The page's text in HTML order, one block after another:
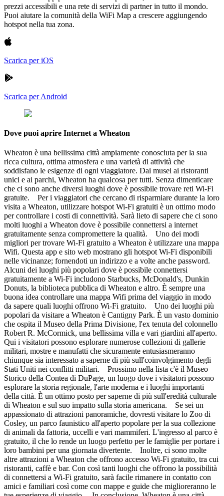
prezzi accessibili e una rete di servizi di partner in tutto il mondo.
Puoi aiutare la comunità della WiFi Map a crescere aggiungendo
hotspot nella tua zona.
Scarica per iOS
Scarica per Android
Dove puoi aprire Internet a Wheaton
Wheaton è una bellissima città ampiamente conosciuta per la sua
ricca cultura, ottima atmosfera e una varietà di attività che
soddisfano le esigenze di ogni viaggiatore. Dai musei ai ristoranti
unici e ai parchi, Wheaton ha qualcosa per tutti. Senza dimenticare
che ci sono anche diversi luoghi dove è possibile trovare reti Wi-Fi
gratuite. Per i viaggiatori che cercano di risparmiare durante la loro
visita a Wheaton, utilizzare hotspot Wi-Fi gratuiti è un ottimo modo
per controllare i costi di connettività. Sarà lieto di sapere che ci sono
molti luoghi a Wheaton dove è possibile connettersi a internet
gratuitamente senza compromettere la qualità. Uno dei modi
migliori per trovare Wi-Fi gratuito a Wheaton è utilizzare una mappa
Wifi. Questa app e sito web mostrano gli hotspot Wi-Fi disponibili
nelle vicinanze; fornendoti un indirizzo e a volte anche password.
Alcuni dei luoghi più popolari dove è possibile connettersi
gratuitamente a Wi-Fi includono Starbucks, McDonald's, Dunkin
Donuts, la biblioteca pubblica di Wheaton e altro. È sempre una
buona idea controllare una mappa Wifi prima del viaggio in modo
da sapere quali luoghi offrono Wi-Fi gratuito. Uno dei luoghi più
popolari da visitare a Wheaton è Cantigny Park. È un vasto dominio
che ospita il Museo della Prima Divisione, l'ex tenuta del colonnello
Robert R. McCormick, una bellissima villa e vari giardini all'aperto.
Qui i visitatori possono esplorare numerose collezioni di gallerie
militari, mostre e manufatti che sicuramente entusiasmeranno
chiunque sia interessato a saperne di più sull'coinvolgimento degli
Stati Uniti nei conflitti militari. Prossimo nella lista c'è il Museo
Storico della Contea di DuPage, un luogo dove i visitatori possono
esplorare la storia regionale, l'arte moderna e i luoghi importanti
della città. È un ottimo posto per saperne di più sull'eredità culturale
di Wheaton e sul suo impatto sulla storia americana. Se sei un
appassionato di attrazioni panoramiche, dovresti visitare lo Zoo di
Cosley, un parco faunistico all'aperto popolare per la sua collezione
di animali da fattoria, uccelli e vari mammiferi. L'ingresso al parco è
gratuito, il che lo rende un luogo perfetto per le famiglie per portare i
loro bambini per una giornata divertente. Inoltre, ci sono molte
altre attrazioni a Wheaton che offrono accesso Wi-Fi gratuito, tra cui
ristoranti, caffè e bar. Con così tanti luoghi che offrono la possibilità
di connettersi a Wi-Fi gratuito, sarà facile rimanere in contatto con
amici e familiari così come con mappe e guide che miglioreranno le